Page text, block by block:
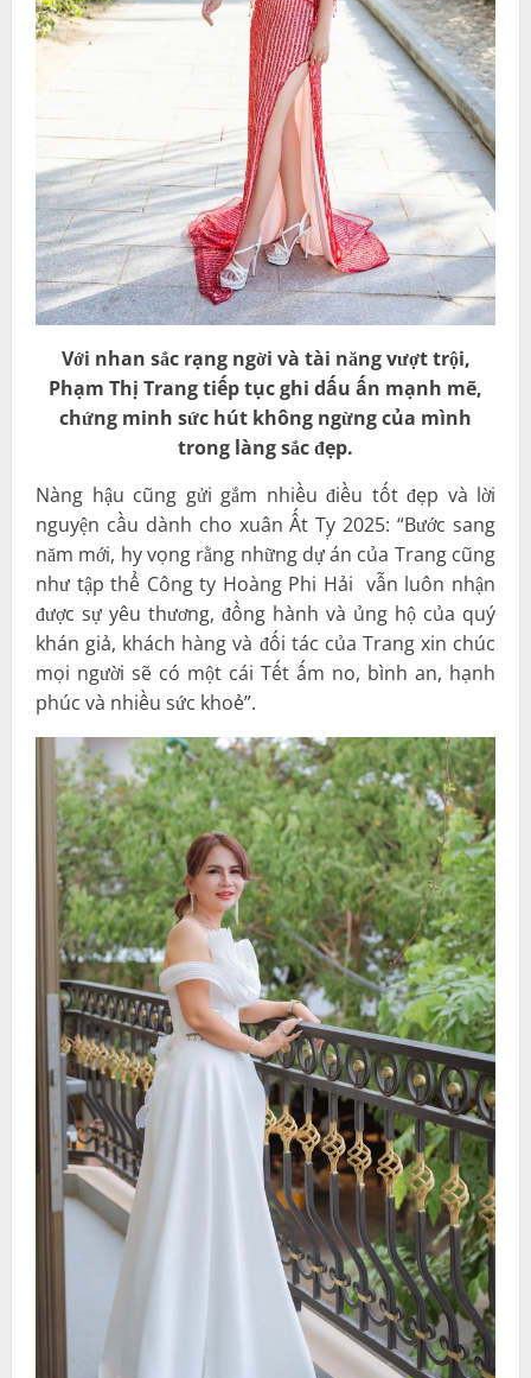
Với nhan sắc rạng ngời và tài năng vượt trội,
Phạm Thị Trang tiếp tục ghi dấu ấn mạnh mẽ,
chứng minh sức hút không ngừng của mình
trong làng sắc đẹp.
Nàng hậu cũng gửi gắm nhiều điều tốt đẹp và lời
nguyện cầu dành cho xuân Ất Tỵ 2025: “Bước sang
năm mới, hy vọng rằng những dự án của Trang cũng
như tập thể Công ty Hoàng Phi Hải vẫn luôn nhận
được sự yêu thương, đồng hành và ủng hộ của quý
khán giả, khách hàng và đối tác của Trang xin chúc
mọi người sẽ có một cái Tết ấm no, bình an, hạnh
phúc và nhiều sức khoẻ”.